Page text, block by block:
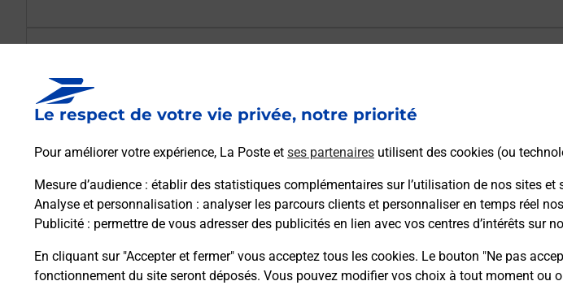
Le respect de votre vie privée, notre priorité
Pour améliorer votre expérience, La Poste et ses partenaires utilisent des cookies (ou
Mesure d’audience : établir des statistiques complémentaires sur l’utilisation de nos sites et
Analyse et personnalisation : analyser les parcours clients et personnaliser en temps réel
Publicité : permettre de vous adresser des publicités en lien avec vos centres d’intérêts sur
En cliquant sur "Accepter et fermer" vous acceptez tous les cookies. Le bouton "Ne pas
fonctionnement du site seront déposés. Vous pouvez modifier vos choix à tout moment ou
Comment demander une modification de livraison ?
Comment La Poste participe-t-elle à votre sécurité au quotidien ?
Puis-je passer mon code de la route avec La Poste et sous quelles